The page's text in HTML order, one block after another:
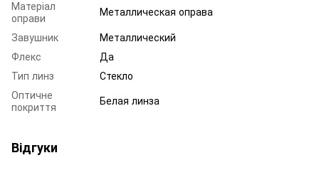
Матеріал
оправи
Металлическая оправа
Завушник
Металлический
Флекс
Да
Тип линз
Стекло
Оптичне
покриття
Белая линза
Відгуки